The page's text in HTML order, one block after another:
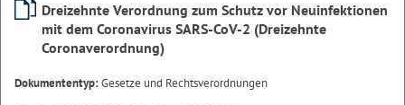
Dreizehnte Verordnung zum Schutz vor Neuinfektionen
mit dem Coronavirus SARS-CoV-2 (Dreizehnte
Coronaverordnung)
Dokumententyp:Gesetze und Rechtsverordnungen